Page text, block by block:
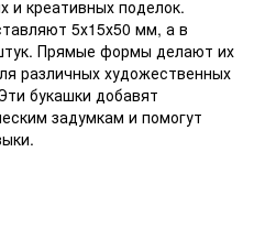
и креативных поделок.
5х15х50 мм, а в
Прямые формы делают их
различных художественных
букашки добавят
задумкам и помогут